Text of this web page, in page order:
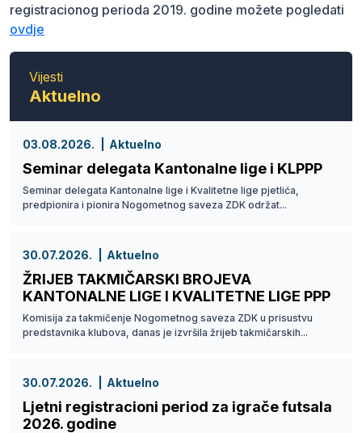
registracionog perioda 2019. godine možete pogledati
ovdje
Vijesti
Aktuelno
03.08.2026. Aktuelno
Seminar delegata Kantonalne lige i KLPPP
Seminar delegata Kantonalne lige i Kvalitetne lige pjetlića,
predpionira i pionira Nogometnog saveza ZDK održat...
30.07.2026. Aktuelno
ŽRIJEB TAKMIČARSKI BROJEVA
KANTONALNE LIGE I KVALITETNE LIGE PPP
Komisija za takmičenje Nogometnog saveza ZDK u prisustvu
predstavnika klubova, danas je izvršila žrijeb takmičarskih...
30.07.2026. Aktuelno
Ljetni registracioni period za igrače futsala
2026. godine